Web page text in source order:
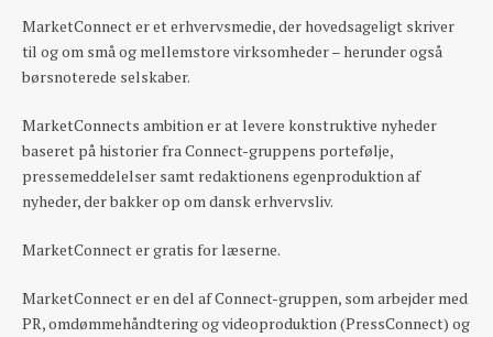
MarketConnect er et erhvervsmedie, der hovedsageligt skriver
til og om små og mellemstore virksomheder – herunder også
børsnoterede selskaber.
MarketConnects ambition er at levere konstruktive nyheder
baseret på historier fra Connect-gruppens portefølje,
pressemeddelelser samt redaktionens egenproduktion af
nyheder, der bakker op om dansk erhvervsliv.
MarketConnect er gratis for læserne.
MarketConnect er en del af Connect-gruppen, som arbejder med
PR, omdømmehåndtering og videoproduktion (PressConnect) og